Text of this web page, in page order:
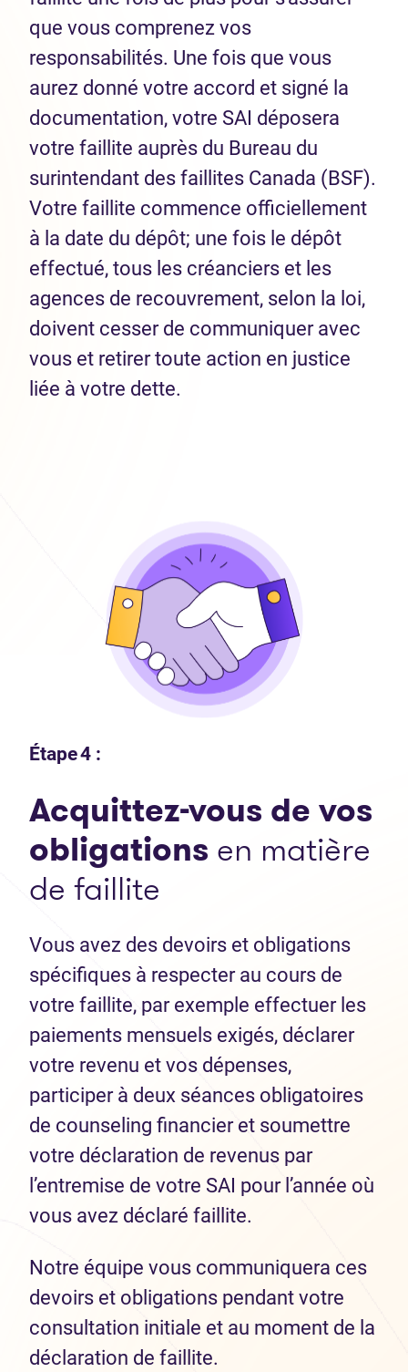
que vous comprenez vos
responsabilités. Une fois que vous
aurez donné votre accord et signé la
documentation, votre SAI déposera
votre faillite auprès du Bureau du
surintendant des faillites Canada (BSF).
Votre faillite commence officiellement
à la date du dépôt; une fois le dépôt
effectué, tous les créanciers et les
agences de recouvrement, selon la loi,
doivent cesser de communiquer avec
vous et retirer toute action en justice
liée à votre dette.
Étape 4 :
Acquittez-vous de vos
obligations en matière
de faillite
Vous avez des devoirs et obligations
spécifiques à respecter au cours de
votre faillite, par exemple effectuer les
paiements mensuels exigés, déclarer
votre revenu et vos dépenses,
participer à deux séances obligatoires
de counseling financier et soumettre
votre déclaration de revenus par
l’entremise de votre SAI pour l’année où
vous avez déclaré faillite.
Notre équipe vous communiquera ces
devoirs et obligations pendant votre
consultation initiale et au moment de la
déclaration de faillite.